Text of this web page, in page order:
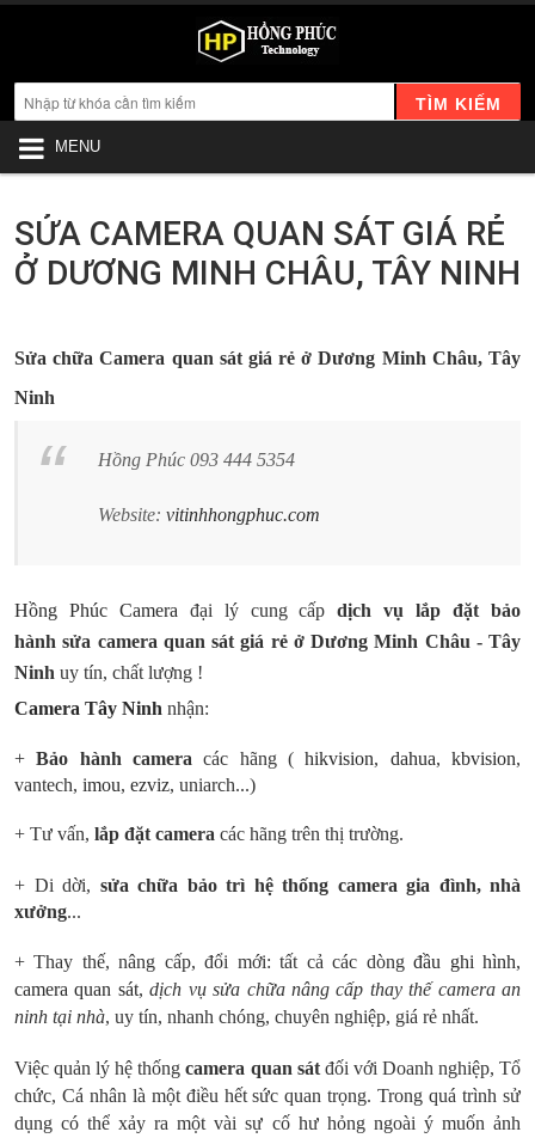
TÌM KIẾM
MENU
SỬA CAMERA QUAN SÁT GIÁ RẺ
Ở DƯƠNG MINH CHÂU, TÂY NINH
Sửa chữa Camera quan sát giá rẻ ở Dương Minh Châu, Tây
Ninh
Hồng Phúc 093 444 5354
Website: vitinhhongphuc.com
Hồng Phúc Camera đại lý cung cấpdịch vụ lắp đặt bảo
hành sửa camera quan sát giá rẻ ở Dương Minh Châu - Tây
Ninh uy tín, chất lượng !
Camera Tây Ninh nhận:
+Bảo hành camera các hãng (hikvision, dahua,kbvision,
vantech, imou, ezviz, uniarch...)
+ Tư vấn, lắp đặt camera các hãng trên thị trường.
+ Di dời, sửa chữa bảo trì hệ thống camera gia đình, nhà
xưởng...
+ Thay thế, nâng cấp, đổi mới: tất cả các dòngđầu ghi hình,
camera quan sát,dịch vụ sửa chữa nâng cấp thay thế camera an
ninh tại nhà, uy tín, nhanh chóng, chuyên nghiệp, giá rẻ nhất.
Việc quản lý hệ thốngcamera quan sátđối với Doanh nghiệp, Tổ
chức, Cá nhân là một điều hết sức quan trọng. Trong quá trình sử
dụng có thể xảy ra một vài sự cố hư hỏng ngoài ý muốn ảnh